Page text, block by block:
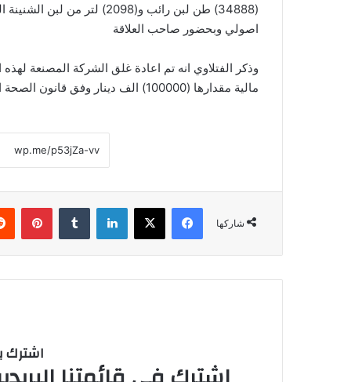
(34888) طن لبن رائب
اصولي وبحضور صاحب العلاقة
وذكر الفتلاوي انه تم اعادة غلق الشركة المصنعة
مالية مقدارها (100000) الف دينار وفق قانون الصحة العامة المرقم (89 لسنة 1981) واتخاذ كافة الاجراءات القانونية
شاركها
فيسبوك لينكدإن بينتيريست
اشترك